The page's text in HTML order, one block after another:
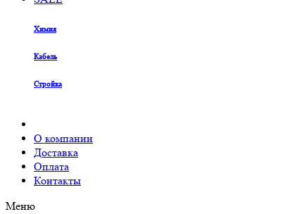
Химия
Кабель
Стройка
О компании
Доставка
Оплата
Контакты
Меню